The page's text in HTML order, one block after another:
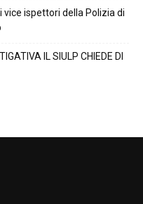
vice ispettori della Polizia di
IL SIULP CHIEDE DI